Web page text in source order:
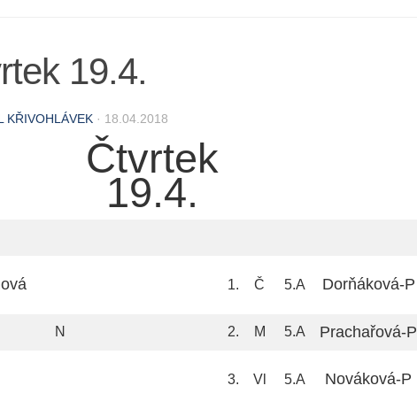
19.4.
KŘIVOHLÁVEK · 18.04.2018
Čtvrtek
19.4.
1. Č 5.A Dorňáková-P
N 2. M 5.A Prachařová-P
3. Vl 5.A Nováková-P